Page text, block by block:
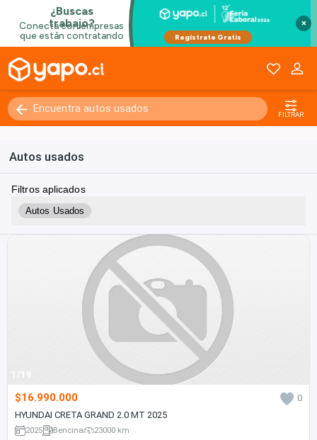
×
FILTRAR
Autos usados
Filtros aplicados
Autos Usados
1/19
$16.990.000
0
HYUNDAI CRETA GRAND 2.0 MT 2025
2025 Bencina 23000 km